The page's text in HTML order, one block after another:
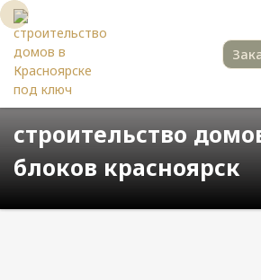
строительство
блоков красноярск